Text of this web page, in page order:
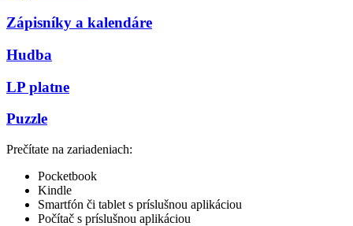
Zápisníky a kalendáre
Hudba
LP platne
Puzzle
Prečítate na zariadeniach:
Pocketbook
Kindle
Smartfón či tablet s príslušnou aplikáciou
Počítač s príslušnou aplikáciou